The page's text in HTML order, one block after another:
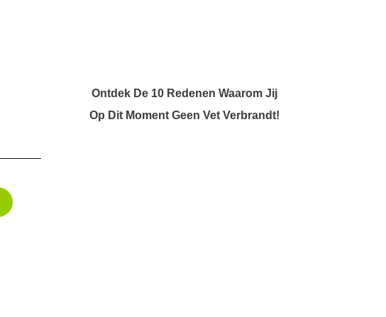
Ontdek De 10 Redenen Waarom Jij
Op Dit Moment Geen Vet Verbrandt!